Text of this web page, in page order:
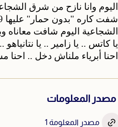
اليوم وانا نازح من شرق
شفت كاره "بدون حمار" عليها 9 شهداء أشلاء بزقوها 4 شباب ، والكارة بتنقط دم
الشجاعية اليوم شافت معاناه وبؤس
يا كاتس .. يا زامير .. يا نتانياهو
احنا أبرياء ملناش دخل ..
مصدر المعلومات
مصدر المعلومة 1